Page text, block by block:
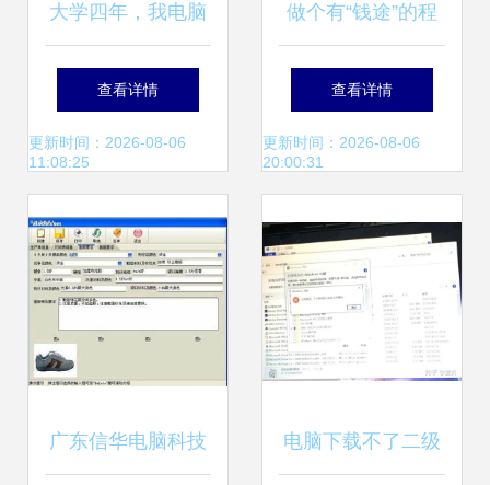
大学四年，我电脑
上的软件开发“神
器”全盘点
查看详情
更新时间：2026-08-06
11:08:25
做个有“钱途”的程
序猿 美国计算机专
业哪家强？
查看详情
更新时间：2026-08-06
20:00:31
广东信华电脑科技 电脑下载不了二级